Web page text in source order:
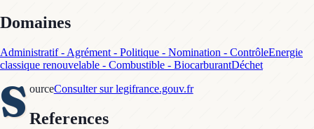
Domaines
Administratif - Agrément - Politique - Nomination - ContrôleEnergie
classique renouvelable - Combustible - BiocarburantDéchet
S ourceConsulter sur legifrance.gouv.fr
References